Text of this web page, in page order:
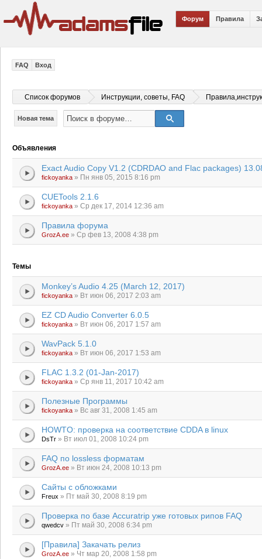
Форум Правила
FAQ Вход
Список форумов Инструкции, советы, FAQ
Новая тема
Объявления
Exact Audio Copy V1.2 (CDRDAO and Flac packages)
fickoyanka » Пн янв 05, 2015 8:16 pm
CUETools 2.1.6
fickoyanka » Ср дек 17, 2014 12:36 am
Правила форума
GrozA.ee » Ср фев 13, 2008 4:38 pm
Темы
Monkey’s Audio 4.25 (March 12, 2017)
fickoyanka » Вт июн 06, 2017 2:03 am
EZ CD Audio Converter 6.0.5
fickoyanka » Вт июн 06, 2017 1:57 am
WavPack 5.1.0
fickoyanka » Вт июн 06, 2017 1:53 am
FLAC 1.3.2 (01-Jan-2017)
fickoyanka » Ср янв 11, 2017 10:42 am
Полезные Программы
fickoyanka » Вс авг 31, 2008 1:45 am
HOWTO: проверка на соответствие CDDA в linux
DsTr » Вт июл 01, 2008 10:24 pm
FAQ по lossless форматам
GrozA.ee » Вт июн 24, 2008 10:13 pm
Сайты с обложками
Freux » Пт май 30, 2008 8:19 pm
Проверка по базе Accuratrip уже готовых рипов FAQ
qwedcv » Пт май 30, 2008 6:34 pm
[Правила] Закачать релиз
GrozA.ee » Чт мар 20, 2008 1:58 pm